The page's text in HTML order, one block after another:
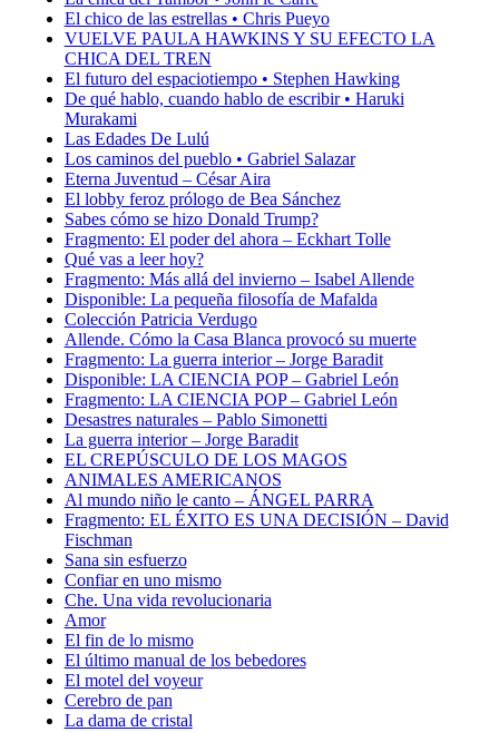
El chico de las estrellas • Chris Pueyo
VUELVE PAULA HAWKINS Y SU EFECTO LA
CHICA DEL TREN
El futuro del espaciotiempo • Stephen Hawking
De qué hablo, cuando hablo de escribir • Haruki
Murakami
Las Edades De Lulú
Los caminos del pueblo • Gabriel Salazar
Eterna Juventud – César Aira
El lobby feroz prólogo de Bea Sánchez
Sabes cómo se hizo Donald Trump?
Fragmento: El poder del ahora – Eckhart Tolle
Qué vas a leer hoy?
Fragmento: Más allá del invierno – Isabel Allende
Disponible: La pequeña filosofía de Mafalda
Colección Patricia Verdugo
Allende. Cómo la Casa Blanca provocó su muerte
Fragmento: La guerra interior – Jorge Baradit
Disponible: LA CIENCIA POP – Gabriel León
Fragmento: LA CIENCIA POP – Gabriel León
Desastres naturales – Pablo Simonetti
La guerra interior – Jorge Baradit
EL CREPÚSCULO DE LOS MAGOS
ANIMALES AMERICANOS
Al mundo niño le canto – ÁNGEL PARRA
Fragmento: EL ÉXITO ES UNA DECISIÓN – David
Fischman
Sana sin esfuerzo
Confiar en uno mismo
Che. Una vida revolucionaria
Amor
El fin de lo mismo
El último manual de los bebedores
El motel del voyeur
Cerebro de pan
La dama de cristal